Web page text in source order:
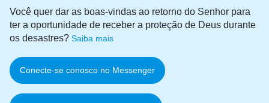
Você quer dar as boas-vindas ao retorno do Senhor para
ter a oportunidade de receber a proteção de Deus durante
os desastres? Saiba mais
Conecte-se conosco no Messenger